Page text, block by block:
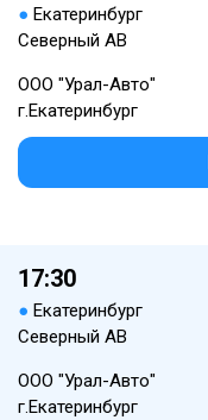
● Екатеринбург
Северный АВ
ООО "Урал-Авто"
г.Екатеринбург
17:30
● Екатеринбург
Северный АВ
ООО "Урал-Авто"
г.Екатеринбург